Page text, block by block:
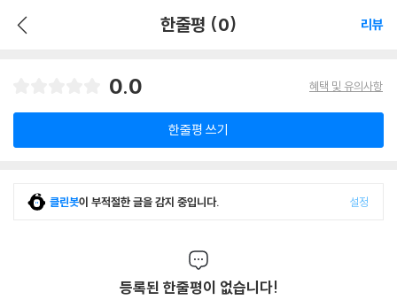
한줄평 (0) 리뷰
0.0 혜택 및 유의사항
한줄평 쓰기
클린봇이 부적절한 글을 감지 중입니다. 설정
등록된 한줄평이 없습니다!